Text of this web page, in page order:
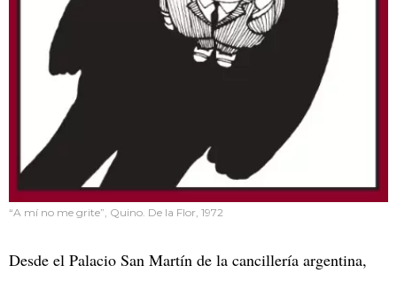
“A mí no me grite”, Quino. De la Flor, 1972
Desde el Palacio San Martín de la cancillería argentina,